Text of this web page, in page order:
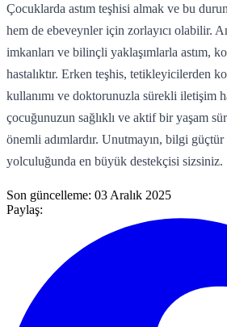
Çocuklarda astım teşhisi almak ve bu
hem de ebeveynler için zorlayıcı olabilir.
imkanları ve bilinçli yaklaşımlarla astım,
hastalıktır. Erken teşhis, tetikleyicilerden
kullanımı ve doktorunuzla sürekli iletişim
çocuğunuzun sağlıklı ve aktif bir yaşam
önemli adımlardır. Unutmayın, bilgi
yolculuğunda en büyük destekçisi sizsiniz.
Son güncelleme: 03 Aralık 2025
Paylaş: